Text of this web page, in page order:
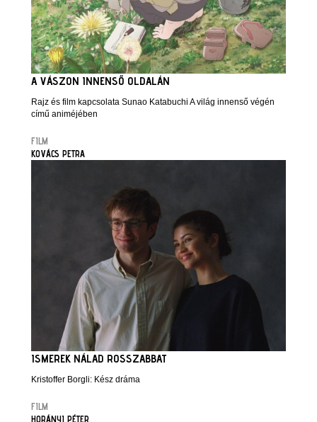
A VÁSZON INNENSŐ OLDALÁN
Rajz és film kapcsolata Sunao Katabuchi A világ innenső végén
című animéjében
FILM
KOVÁCS PETRA
ISMEREK NÁLAD ROSSZABBAT
Kristoffer Borgli: Kész dráma
FILM
HORÁNYI PÉTER